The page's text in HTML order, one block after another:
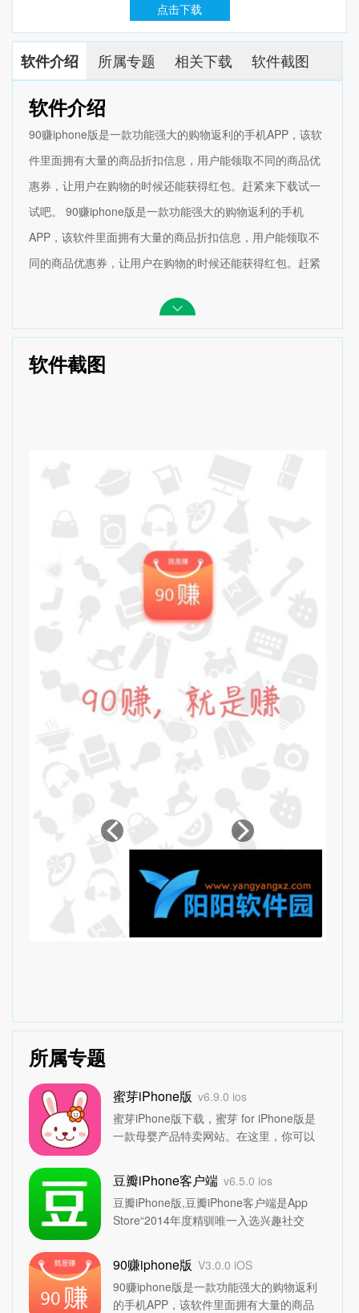
点击下载
软件介绍 所属专题 相关下载 软件截图
软件介绍
90赚iphone版是一款功能强大的购物返利的手机APP，该软
件里面拥有大量的商品折扣信息，用户能领取不同的商品优
惠券，让用户在购物的时候还能获得红包。赶紧来下载试一
试吧。 90赚iphone版是一款功能强大的购物返利的手机
APP，该软件里面拥有大量的商品折扣信息，用户能领取不
同的商品优惠券，让用户在购物的时候还能获得红包。赶紧
利类型的APP，提供商品折扣信息，商品优惠券，购物的同
时还能返还红包，邀请好友还能瓜分奖金池！九十赚，就是
赚！ 90赚iphone版更新内容： 1.增加消息推送，在线离线
软件截图
所属专题
蜜芽iPhone版 v6.9.0 ios
蜜芽iPhone版下载，蜜芽 for iPhone版是
一款母婴产品特卖网站。在这里，你可以
购。万千妈妈的育儿秘籍，都在这里。还
可以抱团享受低价。妈妈们赶紧约起来吧~
详情>>
豆瓣iPhone客户端 v6.5.0 ios
豆瓣iPhone版,豆瓣iPhone客户端是App
Store“2014年度精驯唯一入选兴趣社交
亿人的生活趣味豆瓣App，帮你发现好生
活。详情>>
90赚iphone版 V3.0.0 iOS
90赚iphone版是一款功能强大的购物返利
的手机APP，该软件里面拥有大量的商品